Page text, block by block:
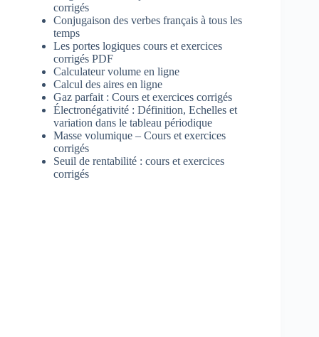
corrigés
Conjugaison des verbes français à tous les
temps
Les portes logiques cours et exercices
corrigés PDF
Calculateur volume en ligne
Calcul des aires en ligne
Gaz parfait : Cours et exercices corrigés
Électronégativité : Définition, Echelles et
variation dans le tableau périodique
Masse volumique – Cours et exercices
corrigés
Seuil de rentabilité : cours et exercices
corrigés